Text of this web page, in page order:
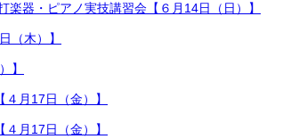
楽器・ピアノ実技講習会【６月14日（日）】
（木）】
】
月17日（金）】
月17日（金）】